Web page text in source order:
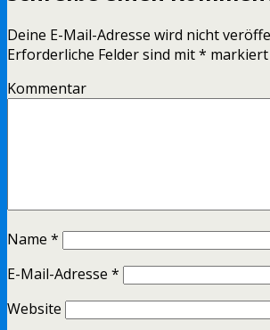
Deine E-Mail-Adresse wird nicht
Erforderliche Felder sind mit* markiert
Kommentar
Name *
E-Mail-Adresse *
Website